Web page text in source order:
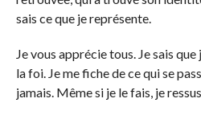
sais ce que je représente.
Je vous apprécie tous. Je sais que
la foi. Je me fiche de ce qui se
jamais. Même si je le fais, je